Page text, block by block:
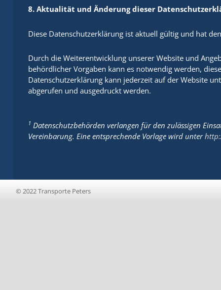
8. Aktualität und Änderung dieser
Diese Datenschutzerklärung ist aktuell gültig und hat
Durch die Weiterentwicklung unserer Website und
behördlicher Vorgaben kann es notwendig werden,
Datenschutzerklärung kann jederzeit auf der Website
abgerufen und ausgedruckt werden.
1 Datenschutzbehörden verlangen für den zulässigen
Vereinbarung. Eine entsprechende Vorlage wird unter
© 2022 Transporte Peters